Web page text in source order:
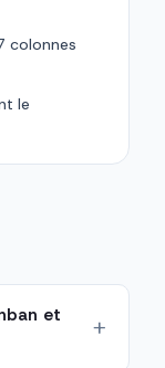
colonnes
le
et